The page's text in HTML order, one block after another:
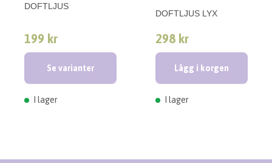
DOFTLJUS
199 kr
Se varianter
I lager
DOFTLJUS LYX
298 kr
Lägg i korgen
I lager